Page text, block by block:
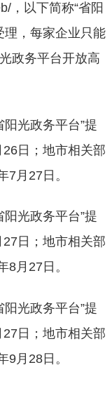
，以下简称“省阳
理，每家企业只能
政务平台开放高
阳光政务平台”提
日；地市相关部
7月27日。
阳光政务平台”提
日；地市相关部
8月27日。
阳光政务平台”提
日；地市相关部
9月28日。